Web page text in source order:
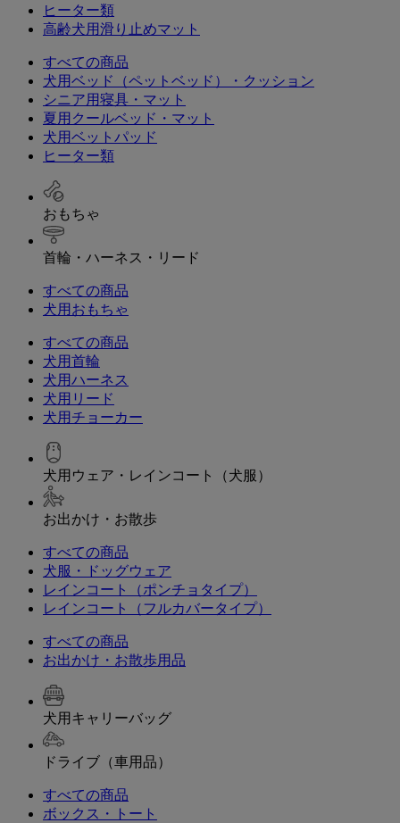
ヒーター類
高齢犬用滑り止めマット
すべての商品
犬用ベッド（ペットベッド）・クッション
シニア用寝具・マット
夏用クールベッド・マット
犬用ベットパッド
ヒーター類
おもちゃ
首輪・ハーネス・リード
すべての商品
犬用おもちゃ
すべての商品
犬用首輪
犬用ハーネス
犬用リード
犬用チョーカー
犬用ウェア・レインコート（犬服）
お出かけ・お散歩
すべての商品
犬服・ドッグウェア
レインコート（ポンチョタイプ）
レインコート（フルカバータイプ）
すべての商品
お出かけ・お散歩用品
犬用キャリーバッグ
ドライブ（車用品）
すべての商品
ボックス・トート